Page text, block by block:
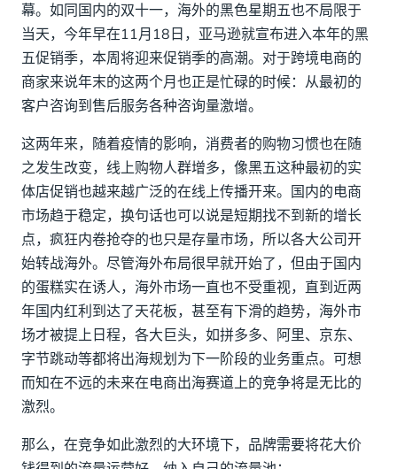
提高客户服务具体指的又是什么呢？
· 全渠道统一收件箱
· 个性化互动更贴心
· 部门协作不再难
· 聊天机器人来赋能
幕。如同国内的双十一，海外的黑色星期五也不局限于
当天，今年早在11月18日，亚马逊就宣布进入本年的黑
五促销季，本周将迎来促销季的高潮。对于跨境电商的
商家来说年末的这两个月也正是忙碌的时候：从最初的
客户咨询到售后服务各种咨询量激增。
这两年来，随着疫情的影响，消费者的购物习惯也在随
之发生改变，线上购物人群增多，像黑五这种最初的实
体店促销也越来越广泛的在线上传播开来。国内的电商
市场趋于稳定，换句话也可以说是短期找不到新的增长
点，疯狂内卷抢夺的也只是存量市场，所以各大公司开
始转战海外。尽管海外布局很早就开始了，但由于国内
的蛋糕实在诱人，海外市场一直也不受重视，直到近两
年国内红利到达了天花板，甚至有下滑的趋势，海外市
场才被提上日程，各大巨头，如拼多多、阿里、京东、
字节跳动等都将出海规划为下一阶段的业务重点。可想
而知在不远的未来在电商出海赛道上的竞争将是无比的
激烈。
那么，在竞争如此激烈的大环境下，品牌需要将花大价